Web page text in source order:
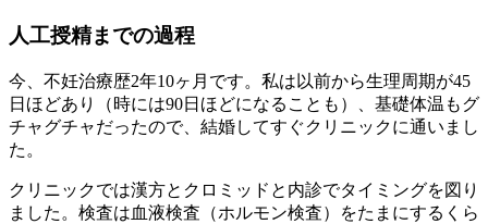
人工授精までの過程
今、不妊治療歴2年10ヶ月です。私は以前から生理周期が45
日ほどあり（時には90日ほどになることも）、基礎体温もグ
チャグチャだったので、結婚してすぐクリニックに通いまし
た。
クリニックでは漢方とクロミッドと内診でタイミングを図り
ました。検査は血液検査（ホルモン検査）をたまにするくら